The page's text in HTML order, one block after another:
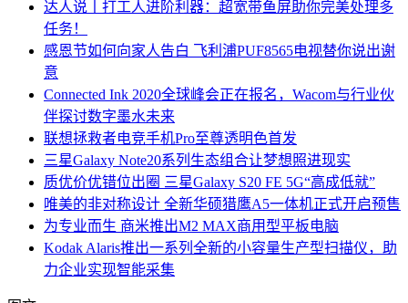
达人说丨打工人进阶利器：超宽带鱼屏助你完美处理多
任务！
感恩节如何向家人告白 飞利浦PUF8565电视替你说出谢
意
Connected Ink 2020全球峰会正在报名，Wacom与行业伙
伴探讨数字墨水未来
联想拯救者电竞手机Pro至尊透明色首发
三星Galaxy Note20系列生态组合让梦想照进现实
质优价优错位出圈 三星Galaxy S20 FE 5G“高成低就”
唯美的非对称设计 全新华硕猎鹰A5一体机正式开启预售
为专业而生 商米推出M2 MAX商用型平板电脑
Kodak Alaris推出一系列全新的小容量生产型扫描仪，助
力企业实现智能采集